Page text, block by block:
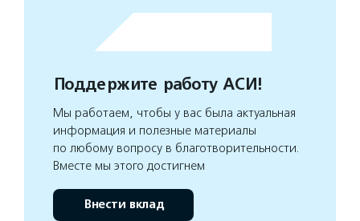
Поддержите работу АСИ!
Мы работаем, чтобы у вас была актуальная
информация и полезные материалы
по любому вопросу в благотворительности.
Вместе мы этого достигнем
Внести вклад